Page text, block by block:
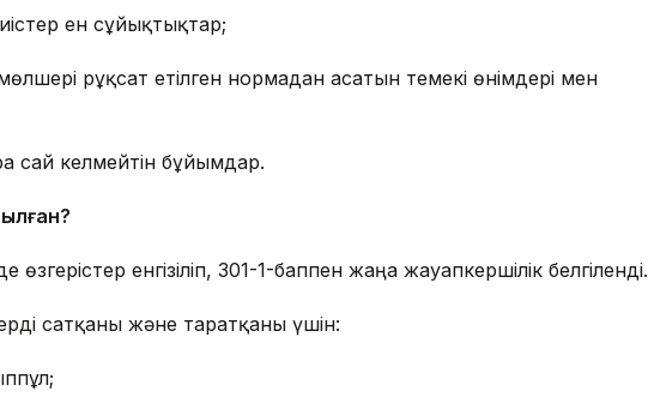
ен сұйықтықтар;
рұқсат етілген нормадан асатын темекі өнімдері мен
сай келмейтін бұйымдар.
енгізіліп, 301-1-баппен жаңа жауапкершілік белгіленді.
сатқаны және таратқаны үшін: